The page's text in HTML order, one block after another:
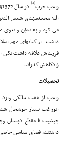
راغب حرب[4]
الله محمدمهدى شمس
مى کرد و به تدیّن و
داشت. او کتابهاى مهم
فرزندش علاقه داشت یکى
زادگاهش گذراند.
تحصیلات
راغب از هفت سالگى وارد
ابوراغب بسیار خوشحال
جبشیت تا مقطع دبستان
داشتند، فضاى سیاسى خاصى